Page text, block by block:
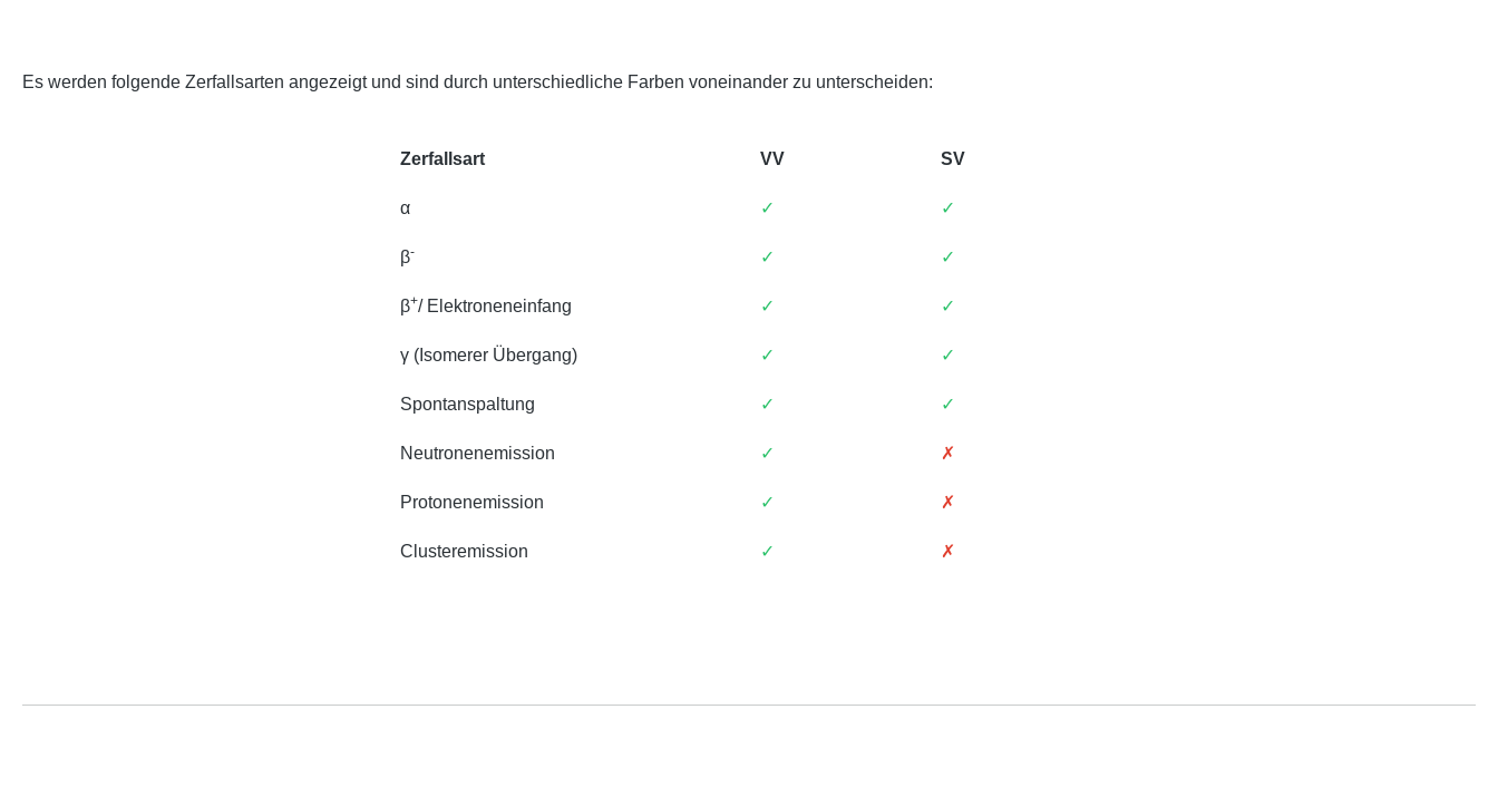
Es werden folgende Zerfallsarten angezeigt und sind durch unterschiedliche Farben voneinander zu unterscheiden:
Zerfallsart VV SV
α ✓ ✓
β- ✓ ✓
β+/ Elektroneneinfang ✓ ✓
γ (Isomerer Übergang) ✓ ✓
Spontanspaltung ✓ ✓
Neutronenemission ✓ ✗
Protonenemission ✓ ✗
Clusteremission ✓ ✗